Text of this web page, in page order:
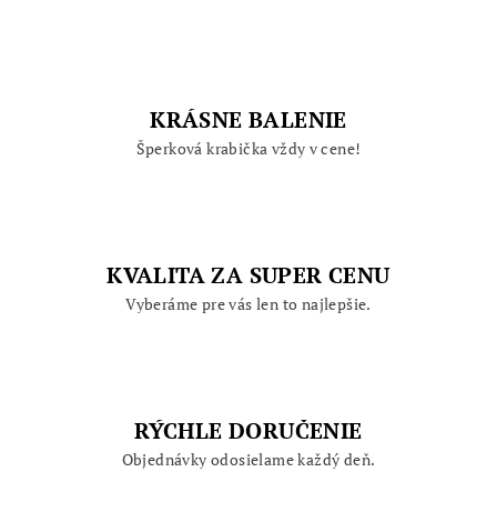
KRÁSNE BALENIE
Šperková krabička vždy v cene!
KVALITA ZA SUPER CENU
Vyberáme pre vás len to najlepšie.
RÝCHLE DORUČENIE
Objednávky odosielame každý deň.